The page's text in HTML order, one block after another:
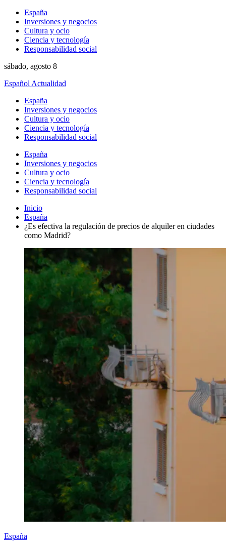
España
Inversiones y negocios
Cultura y ocio
Ciencia y tecnología
Responsabilidad social
sábado, agosto 8
Español Actualidad
España
Inversiones y negocios
Cultura y ocio
Ciencia y tecnología
Responsabilidad social
España
Inversiones y negocios
Cultura y ocio
Ciencia y tecnología
Responsabilidad social
Inicio
España
¿Es efectiva la regulación de precios de alquiler en ciudades
como Madrid?
España